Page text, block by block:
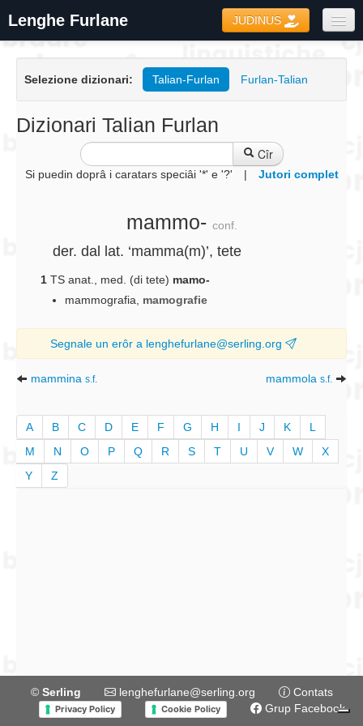
Lenghe Furlane JUDINUS
Formari
Coretôr Ortografic
Informazions
Selezione dizionari: Talian-Furlan Furlan-Talian
Dizionari Talian Furlan
Cîr
Si puedin doprâ i caratars speciâi '*' e '?' | Jutori complet
mammo- conf.
der. dal lat. ‘mamma(m)’, tete
1 TS anat., med. (di tete) mamo-
mammografia
mamografie
Segnale un erôr a lenghefurlane@serling.org
mammina s.f. mammola s.f.
A B C D E F G H I J K
L
M
N O P Q R S T U V W
X
Y
Z
© Serling lenghefurlane@serling.org Contats
Privacy Policy Cookie Policy Grup Facebook